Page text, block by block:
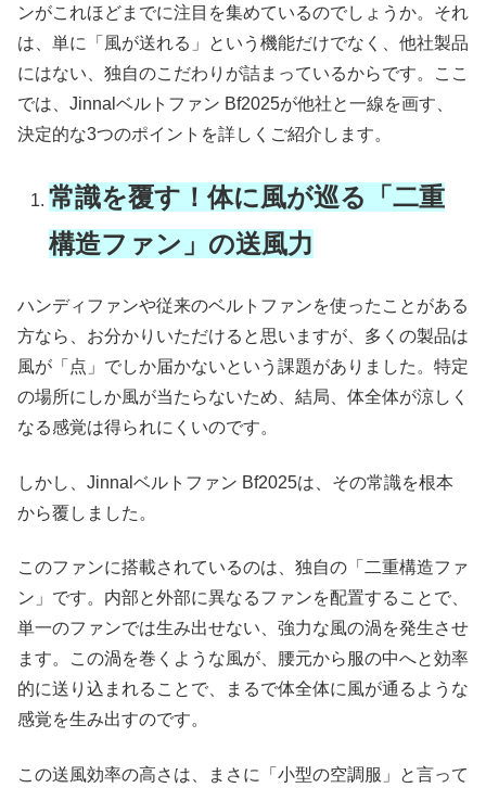
ンがこれほどまでに注目を集めているのでしょうか。それ
は、単に「風が送れる」という機能だけでなく、他社製品
にはない、独自のこだわりが詰まっているからです。ここ
では、Jinnalベルトファン Bf2025が他社と一線を画す、
決定的な3つのポイントを詳しくご紹介します。
常識を覆す！体に風が巡る「二重
構造ファン」の送風力
ハンディファンや従来のベルトファンを使ったことがある
方なら、お分かりいただけると思いますが、多くの製品は
風が「点」でしか届かないという課題がありました。特定
の場所にしか風が当たらないため、結局、体全体が涼しく
なる感覚は得られにくいのです。
しかし、Jinnalベルトファン Bf2025は、その常識を根本
から覆しました。
このファンに搭載されているのは、独自の「二重構造ファ
ン」です。内部と外部に異なるファンを配置することで、
単一のファンでは生み出せない、強力な風の渦を発生させ
ます。この渦を巻くような風が、腰元から服の中へと効率
的に送り込まれることで、まるで体全体に風が通るような
感覚を生み出すのです。
この送風効率の高さは、まさに「小型の空調服」と言って